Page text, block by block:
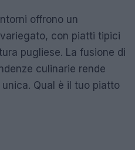
offrono un
con piatti tipici
pugliese. La fusione di
culinarie rende
unica. Qual è il tuo piatto